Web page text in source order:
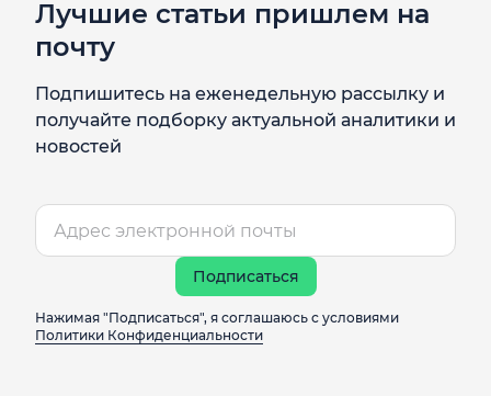
Лучшие статьи пришлем на
почту
Подпишитесь на еженедельную рассылку и
получайте подборку актуальной аналитики и
новостей
Подписаться
Нажимая "Подписаться", я соглашаюсь с условиями
Политики Конфиденциальности